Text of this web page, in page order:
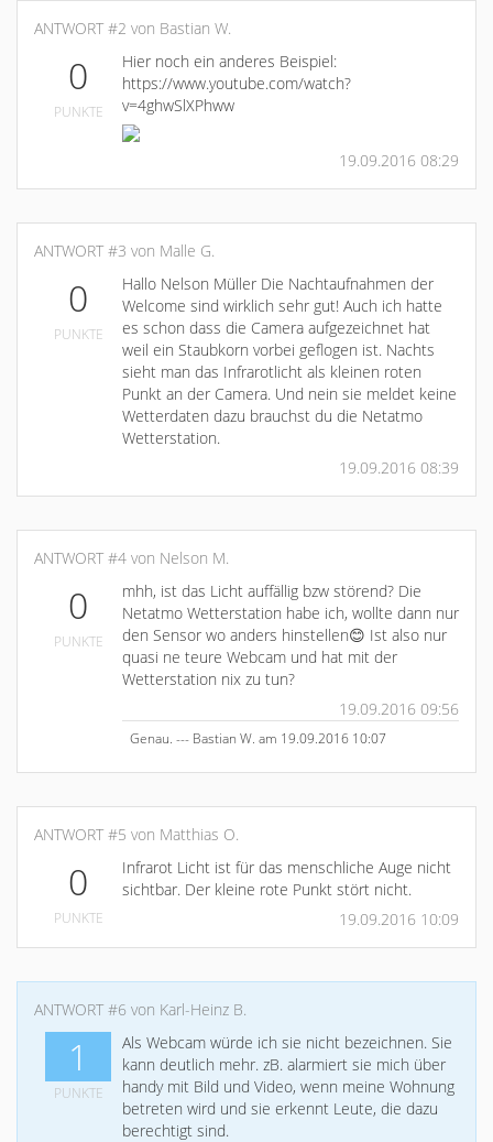
ANTWORT #2 von Bastian W.
0
PUNKTE
Hier noch ein anderes Beispiel:
https://www.youtube.com/watch?
v=4ghwSlXPhww
19.09.2016 08:29
ANTWORT #3 von Malle G.
0
PUNKTE
Hallo Nelson Müller Die Nachtaufnahmen der
Welcome sind wirklich sehr gut! Auch ich hatte
es schon dass die Camera aufgezeichnet hat
weil ein Staubkorn vorbei geflogen ist. Nachts
sieht man das Infrarotlicht als kleinen roten
Punkt an der Camera. Und nein sie meldet keine
Wetterdaten dazu brauchst du die Netatmo
Wetterstation.
19.09.2016 08:39
ANTWORT #4 von Nelson M.
0
PUNKTE
mhh, ist das Licht auffällig bzw störend? Die
Netatmo Wetterstation habe ich, wollte dann nur
den Sensor wo anders hinstellen😊 Ist also nur
quasi ne teure Webcam und hat mit der
Wetterstation nix zu tun?
19.09.2016 09:56
Genau. --- Bastian W. am 19.09.2016 10:07
ANTWORT #5 von Matthias O.
0
PUNKTE
Infrarot Licht ist für das menschliche Auge nicht
sichtbar. Der kleine rote Punkt stört nicht.
19.09.2016 10:09
ANTWORT #6 von Karl-Heinz B.
1
PUNKTE
Als Webcam würde ich sie nicht bezeichnen. Sie
kann deutlich mehr. zB. alarmiert sie mich über
handy mit Bild und Video, wenn meine Wohnung
betreten wird und sie erkennt Leute, die dazu
berechtigt sind.